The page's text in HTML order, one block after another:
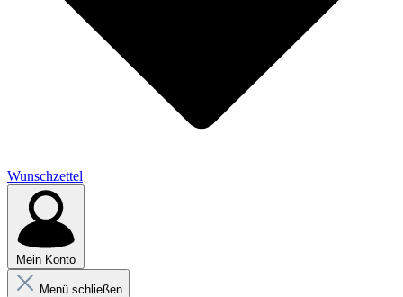
Wunschzettel
Mein Konto
Menü schließen